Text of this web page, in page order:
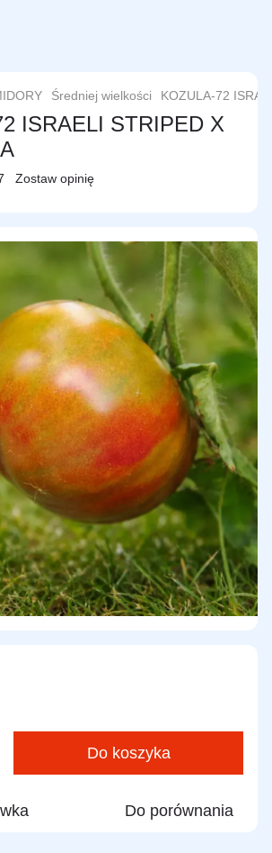
Średniej wielkości KOZULA-72
ISRAELI STRIPED X
Zostaw opinię
Do koszyka
Do porównania